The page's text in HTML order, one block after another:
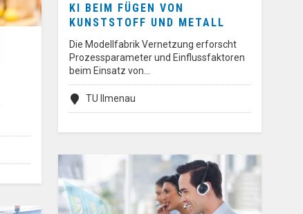
KI BEIM FÜGEN VON
KUNSTSTOFF UND METALL
Die Modellfabrik Vernetzung erforscht
Prozessparameter und Einflussfaktoren
beim Einsatz von…
TU Ilmenau